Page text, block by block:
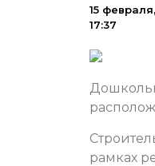
15
17:37
рамках